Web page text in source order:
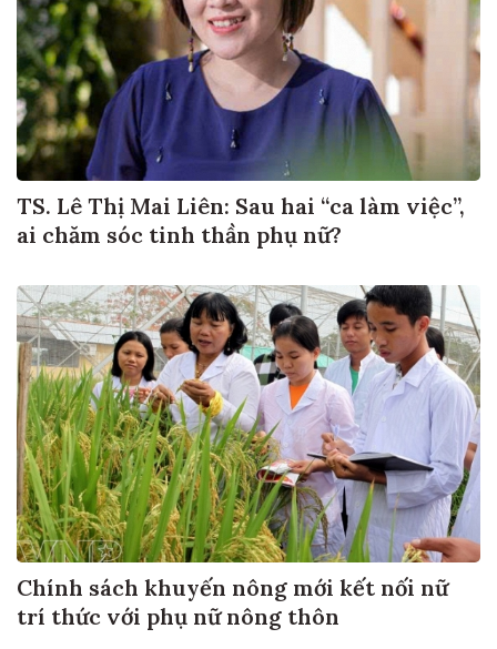
TS. Lê Thị Mai Liên: Sau hai “ca làm việc”,
ai chăm sóc tinh thần phụ nữ?
Chính sách khuyến nông mới kết nối nữ
trí thức với phụ nữ nông thôn